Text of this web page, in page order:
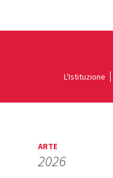
L'Istituzione
ARTE
2026